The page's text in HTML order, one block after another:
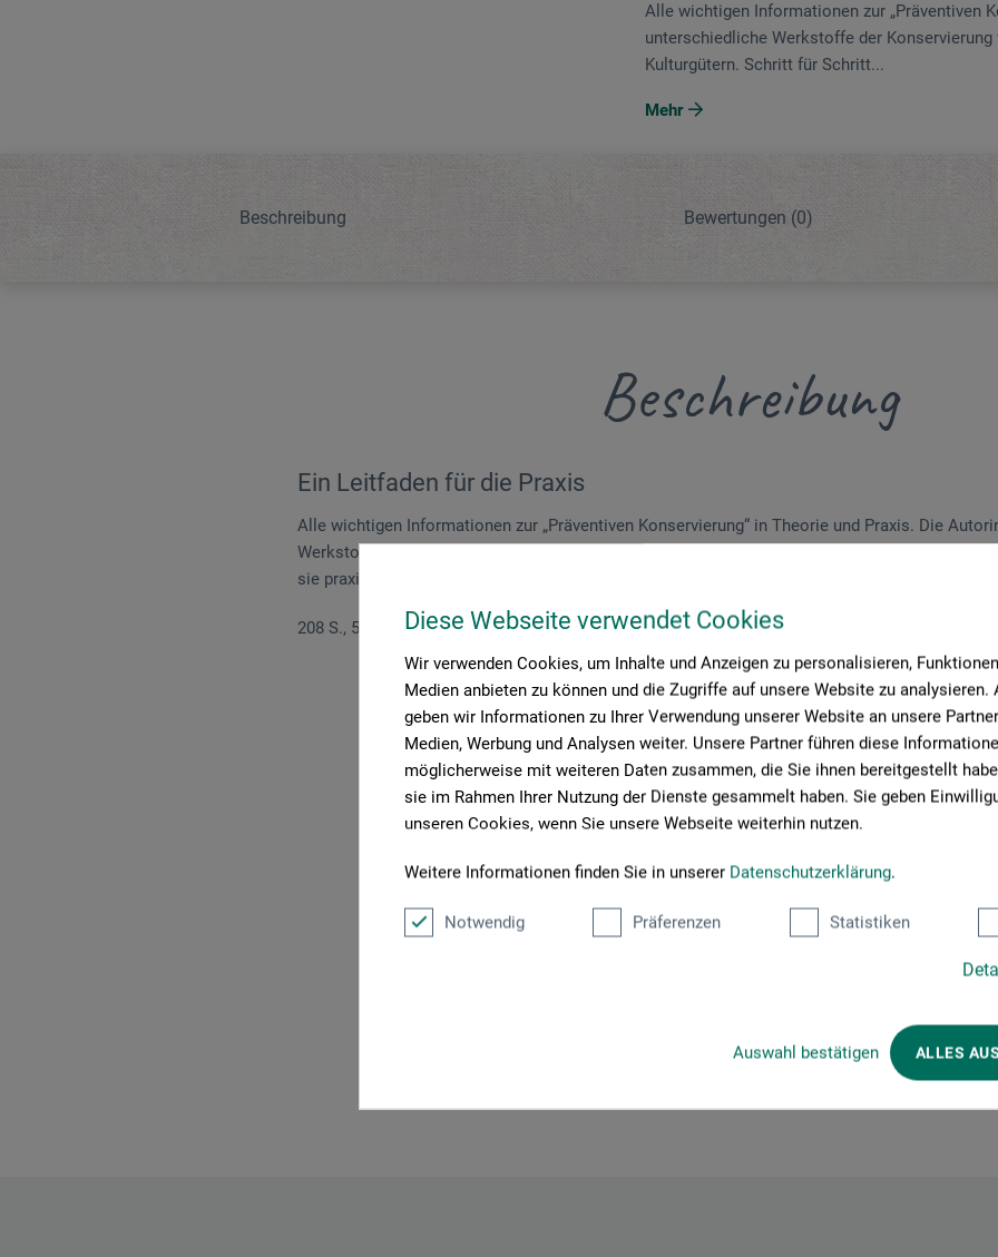
Diese Webseite verwendet Cookies
Wir verwenden Cookies, um Inhalte und Anzeigen zu personalisieren,
Medien anbieten zu können und die Zugriffe auf unsere Website zu analysieren.
geben wir Informationen zu Ihrer Verwendung unserer Website an unsere
Medien, Werbung und Analysen weiter. Unsere Partner führen diese
möglicherweise mit weiteren Daten zusammen, die Sie ihnen bereitgestellt
sie im Rahmen Ihrer Nutzung der Dienste gesammelt haben. Sie geben
unseren Cookies, wenn Sie unsere Webseite weiterhin nutzen.
Weitere Informationen finden Sie in unserer Datenschutzerklärung.
Notwendig Präferenzen Statistiken
Auswahl bestätigen ALLES
Alle wichtigen Informationen zur „Präventiven
unterschiedliche Werkstoffe der
Kulturgütern. Schritt für Schritt...
Mehr
Beschreibung Bewertungen (0)
Beschreibung
Ein Leitfaden für die Praxis
Alle wichtigen Informationen zur „Präventiven Konservierung“ in Theorie und Praxis. Die
Werkstoffe der Konservierung vor und vermittelt einen Eindruck zur Materialität von
sie praxisnah, wie Objekte gehandhabt, inventarisiert, verpackt und für Ausstellungen
208 S., 57 farb. & 15 s/w Abb., 14,5 x 22,5 cm, kart., dt., transcript 2020
Produktbewertungen